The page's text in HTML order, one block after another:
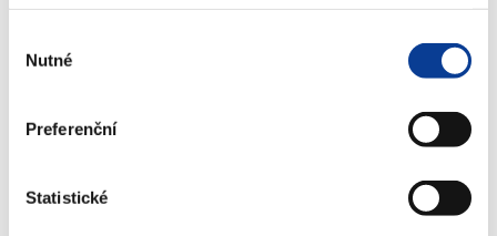
souhlasu
Nutné
Preferenční
Statistické
Doporučeno958 ×